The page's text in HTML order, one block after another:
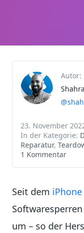
Autor:
23. November
In der Kategorie:
Reparatur,
1 Kommentar
Seit dem iPhone
um – so der